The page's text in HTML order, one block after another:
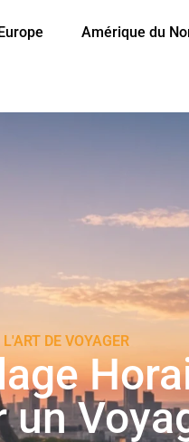
Amérique du
L'ART DE VOYAGER
un